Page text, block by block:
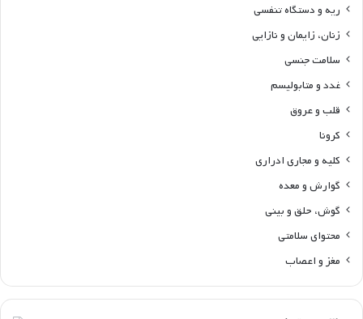
ریه و دستگاه تنفسی
زنان، زایمان و نازایی
سلامت جنسی
غدد و متابولیسم
قلب و عروق
کرونا
کلیه و مجاری ادراری
گوارش و معده
گوش، حلق و بینی
محتوای سلامتی
مغز و اعصاب